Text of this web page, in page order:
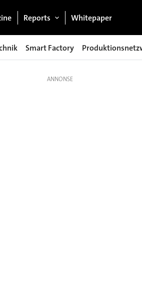
Reports Whitepaper
Smart Factory